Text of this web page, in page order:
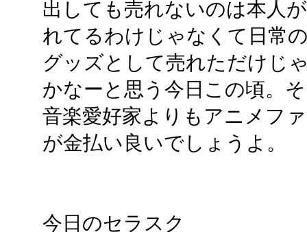
出しても売れないのは本人
れてるわけじゃなくて日常
グッズとして売れただけじ
かなーと思う今日この頃。
音楽愛好家よりもアニメフ
が金払い良いでしょうよ。
今日のセラスク